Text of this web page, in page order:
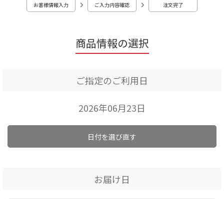
商品情報の選択
お客様情報入力 ご入力内容確認 注文完了
ご指定のご利用日
2026年06月23日
日付を選び直す
お届け日